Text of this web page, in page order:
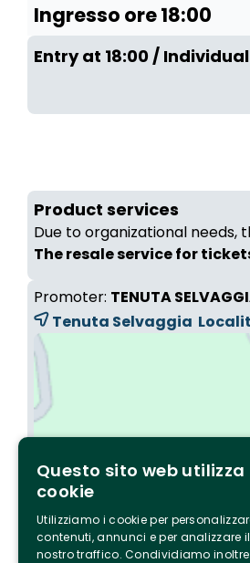
Ingresso ore 18:00
Entry at 18:00 /
Product services
Due to organizational needs,
The resale service for
Promoter: TENUTA
Tenuta Selvaggia
Questo sito web utilizza
cookie
Utilizziamo i cookie per
contenuti, annunci e per analizzare il
nostro traffico. Condividiamo inoltre